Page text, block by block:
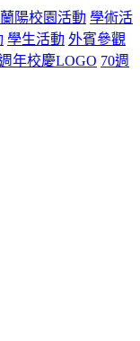
蘭陽校園活動 學術活
學生活動 外賓參觀
年校慶LOGO 70週